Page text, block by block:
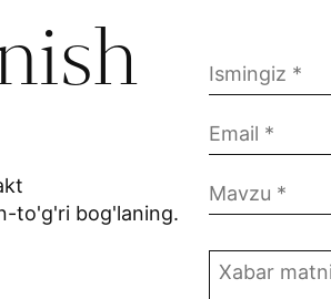
to'g'ri bog'laning.